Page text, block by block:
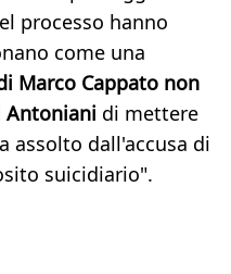
processo hanno
come una
Marco Cappato non
Antoniani di mettere
assolto dall'accusa di
suicidiario".